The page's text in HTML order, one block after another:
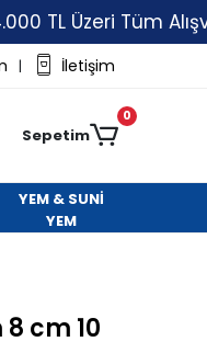
Üzeri Tüm
| İletişim
Sepetim
0
YEM & SUNİ
YEM
cm 10